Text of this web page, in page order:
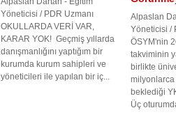
Yöneticisi / PDR Uzmanı
OKULLARDA VERİ VAR,
KARAR YOK! Geçmiş yıllarda
danışmanlığını yaptığım bir
kurumda kurum sahipleri ve
yöneticileri ile yapılan bir iç...
Alpaslan
Yöneticisi /
ÖSYM'nin
takviminin
birlikte
beklediği
Üç